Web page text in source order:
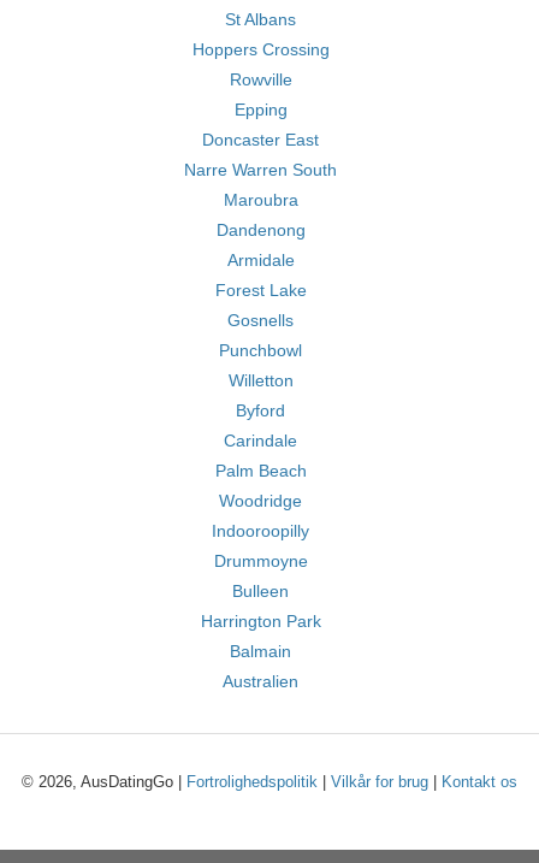
St Albans
Hoppers Crossing
Rowville
Epping
Doncaster East
Narre Warren South
Maroubra
Dandenong
Armidale
Forest Lake
Gosnells
Punchbowl
Willetton
Byford
Carindale
Palm Beach
Woodridge
Indooroopilly
Drummoyne
Bulleen
Harrington Park
Balmain
Australien
© 2026, AusDatingGo | Fortrolighedspolitik Vilkår for brug Kontakt os